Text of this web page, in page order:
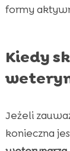
formy
Kiedy
Jeżeli
konieczna